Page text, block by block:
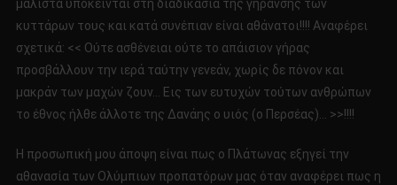
μάλιστα υπόκεινται στη διαδικασία της γήρανσης των
κυττάρων τους και κατά συνέπιαν είναι αθάνατοι!!!! Αναφέρει
σχετικά: << Ούτε ασθένειαι ούτε το απάισιον γήρας
προσβάλλουν την ιερά ταύτην γενεάν, χωρίς δε πόνον και
μακράν των μαχών ζουν… Εις των ευτυχών τούτων ανθρώπων
το έθνος ήλθε άλλοτε της Δανάης ο υιός (ο Περσέας)… >>!!!!
Η προσωπική μου άποψη είναι πως ο Πλάτωνας εξηγεί την
αθανασία των Ολύμπιων προπατόρων μας όταν αναφέρει πως η